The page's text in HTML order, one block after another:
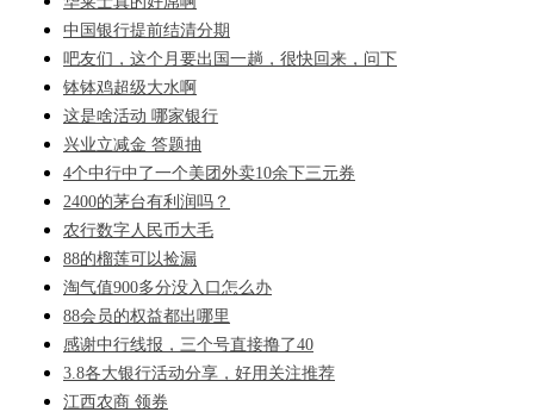
中国银行提前结清分期
吧友们，这个月要出国一趟，很快回来，问下
钵钵鸡超级大水啊
这是啥活动 哪家银行
兴业立减金 答题抽
4个中行中了一个美团外卖10余下三元券
2400的茅台有利润吗？
农行数字人民币大毛
88的榴莲可以捡漏
淘气值900多分没入口怎么办
88会员的权益都出哪里
感谢中行线报，三个号直接撸了40
3.8各大银行活动分享，好用关注推荐
江西农商 领券